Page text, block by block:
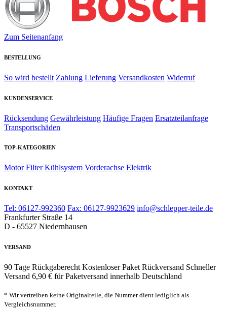
Zum Seitenanfang
BESTELLUNG
So wird bestellt Zahlung Lieferung Versandkosten Widerruf
KUNDENSERVICE
Rücksendung Gewährleistung Häufige Fragen Ersatzteilanfrage
Transportschäden
TOP-KATEGORIEN
Motor Filter Kühlsystem Vorderachse Elektrik
KONTAKT
Tel: 06127-992360 Fax: 06127-9923629 info@schlepper-teile.de
Frankfurter Straße 14
D - 65527 Niedernhausen
VERSAND
90 Tage Rückgaberecht Kostenloser Paket Rückversand Schneller
Versand 6,90 € für Paketversand innerhalb Deutschland
* Wir vertreiben keine Originalteile, die Nummer dient lediglich als
Vergleichsnummer.